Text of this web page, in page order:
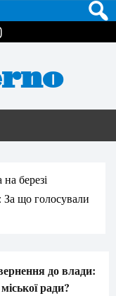
березі
За що голосували
до влади:
ради?